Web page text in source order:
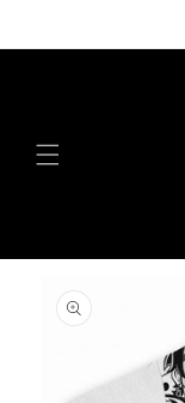
al contenido
información